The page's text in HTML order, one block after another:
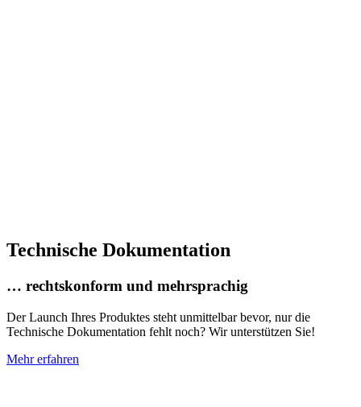
Technische Dokumentation
… rechtskonform und mehrsprachig
Der Launch Ihres Produktes steht unmittelbar bevor, nur die
Technische Dokumentation fehlt noch? Wir unterstützen Sie!
Mehr erfahren